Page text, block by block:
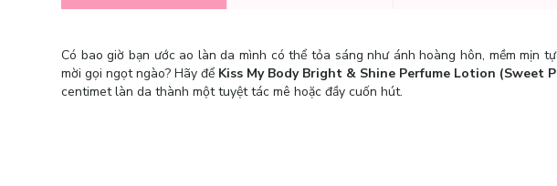
Có bao giờ bạn ước ao làn da mình có thể tỏa sáng như ánh hoàng hôn, mềm mịn
mời gọi ngọt ngào? Hãy để Kiss My Body Bright & Shine Perfume Lotion (Sweet
centimet làn da thành một tuyệt tác mê hoặc đầy cuốn hút.